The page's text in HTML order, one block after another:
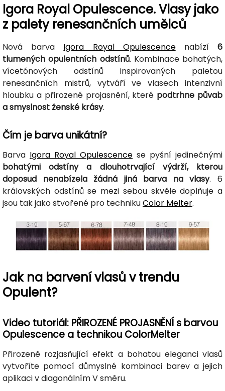
Igora Royal Opulescence. Vlasy jako
z palety renesančních umělců
Nová barva Igora Royal Opulescencenabízí6
tlumených opulentních odstínů. Kombinace bohatých,
vícetónových odstínů inspirovaných paletou
renesančních mistrů, vytváří ve vlasech intenzivní
hloubku a přirozené projasnění, které podtrhne půvab
a smyslnost ženské krásy.
Čím je barva unikátní?
Barva Igora Royal Opulescence se pyšní jedinečnými
bohatými odstíny a dlouhotrvající výdrží, kterou
doposud nenabízela žádná jiná barva na vlasy. 6
královských odstínů se mezi sebou skvěle doplňuje a
jsou tak jako stvořené pro technikuColor Melter.
Jak na barvení vlasů v trendu
Opulent?
Video tutoriál: PŘIROZENÉ PROJASNĚNÍ s barvou
Opulescence a technikou ColorMelter
Přirozeně rozjasňující efekt a bohatou eleganci vlasů
vytvoříte pomocí důmyslné kombinaci barev a jejich
aplikaci v diagonálním V směru.